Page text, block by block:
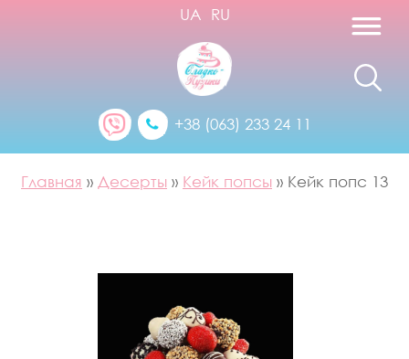
+38 (063) 233 24 11
UA RU
Главная » Десерты » Кейк попсы » Кейк попс 13